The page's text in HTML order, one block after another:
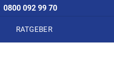
0800 092 99 70
RATGEBER